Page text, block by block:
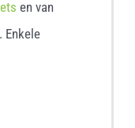
en van
Enkele